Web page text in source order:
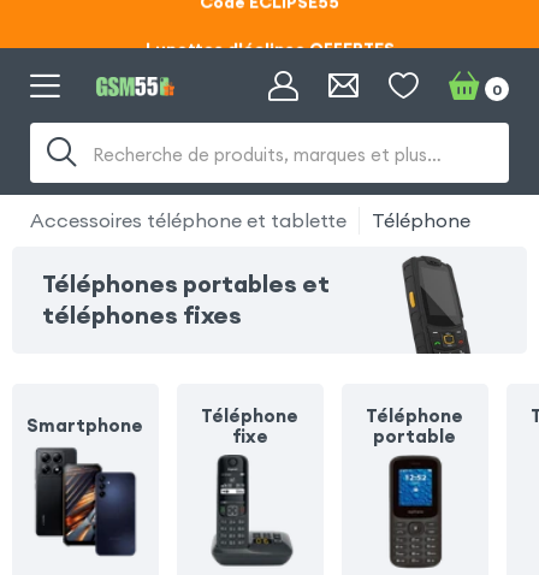
Code ECLIPSE55
Recherche de produits, marques et plus…
0
Accessoires téléphone et tablette Téléphone
Téléphones portables et
téléphones fixes
Smartphone
Téléphone
fixe
Téléphone
portable